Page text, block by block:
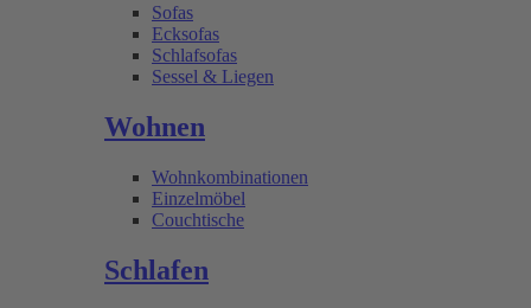
Sofas
Ecksofas
Schlafsofas
Sessel & Liegen
Wohnen
Wohnkombinationen
Einzelmöbel
Couchtische
Schlafen